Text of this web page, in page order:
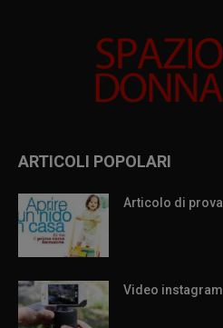
ARTICOLI POPOLARI
Articolo di prova
Video instagram